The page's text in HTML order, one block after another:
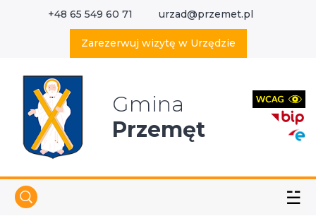
+48 65 549 60 71 urzad@przemet.pl
Zarezerwuj wizytę w Urzędzie
Gmina
Przemęt
☱
Wyszukaj w serwisie